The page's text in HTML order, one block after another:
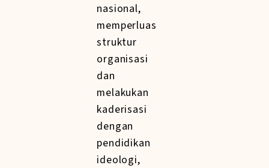
nasional,
memperluas
struktur
organisasi
dan
melakukan
kaderisasi
dengan
pendidikan
ideologi,